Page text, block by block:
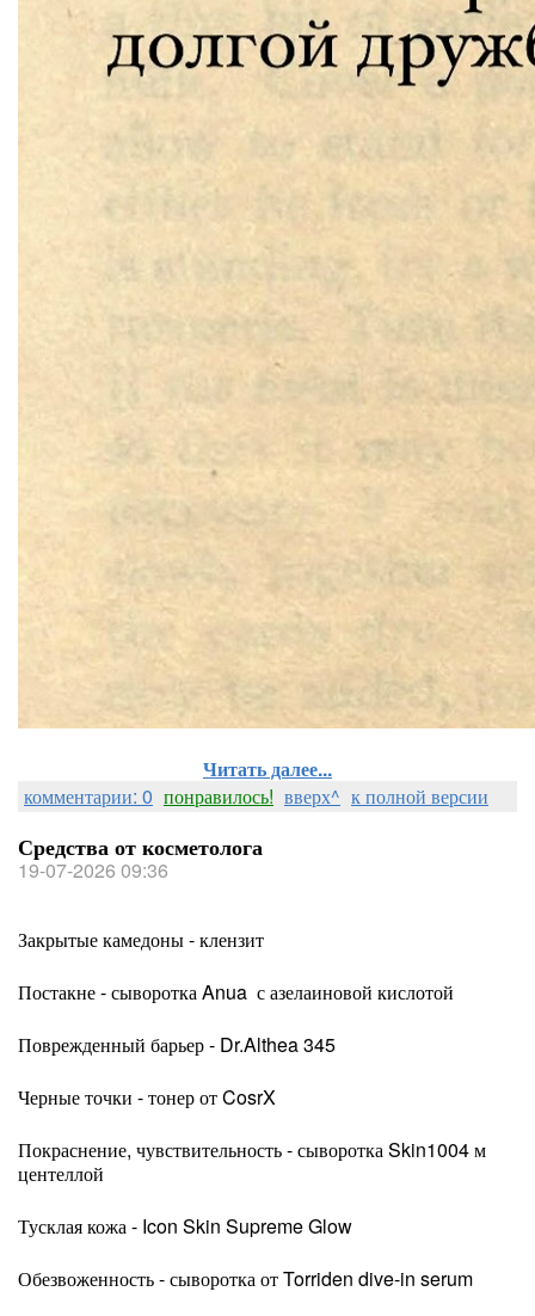
Читать далее...
комментарии: 0 понравилось! вверх^ к полной версии
Средства от косметолога
19-07-2026 09:36
Закрытые камедоны - клензит
Постакне - сыворотка Anua с азелаиновой кислотой
Поврежденный барьер - Dr.Althea 345
Черные точки - тонер от CosrX
Покраснение, чувствительность - сыворотка Skin1004 м
центеллой
Тусклая кожа - Icon Skin Supreme Glow
Обезвоженность - сыворотка от Torriden dive-in serum